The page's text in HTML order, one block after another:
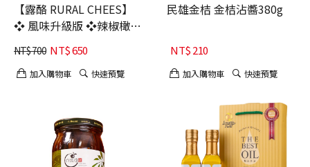
【露酪 RURAL CHEES】
❖ 風味升級版 ❖辣椒橄欖
油豆腐乳【六入組】｜微
辛香爽｜口碑新寵
NT$700 NT$650
加入購物車 快速預覽
民雄金桔 金桔沾醬380g
NT$210
加入購物車 快速預覽